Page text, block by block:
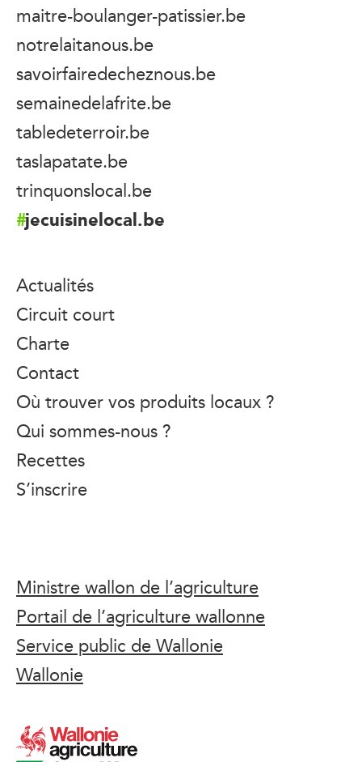
maitre-boulanger-patissier.be
notrelaitanous.be
savoirfairedecheznous.be
semainedelafrite.be
tabledeterroir.be
taslapatate.be
trinquonslocal.be
jecuisinelocal.be
Actualités
Circuit court
Charte
Contact
Où trouver vos produits locaux ?
Qui sommes-nous ?
Recettes
S’inscrire
Ministre wallon de l’agriculture
Portail de l’agriculture wallonne
Service public de Wallonie
Wallonie